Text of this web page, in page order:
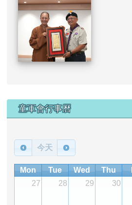
下中區域內容
童軍會行事曆
今天
Mon Tue Wed Thu
27
28 29 30